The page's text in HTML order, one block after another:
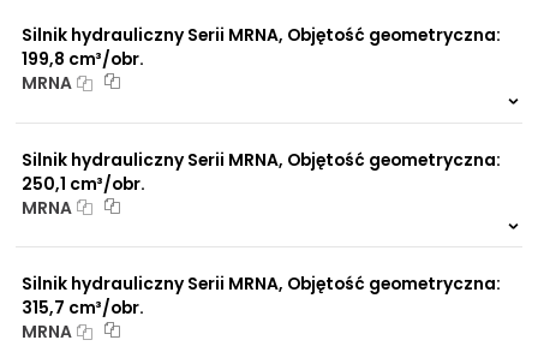
Silnik hydrauliczny Serii MRNA, Objętość geometryczna:
199,8 cm³/obr.
MRNA
Silnik hydrauliczny Serii MRNA, Objętość geometryczna:
250,1 cm³/obr.
MRNA
Silnik hydrauliczny Serii MRNA, Objętość geometryczna:
315,7 cm³/obr.
MRNA